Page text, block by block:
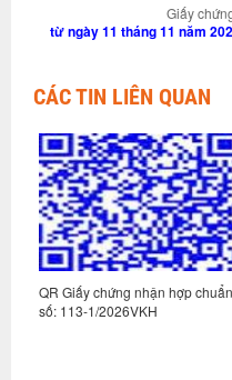
Giấy
từ ngày 11 tháng 11 năm
CÁC TIN LIÊN QUAN
QR Giấy chứng nhận hợp chuẩn
số: 113-1/2026VKH